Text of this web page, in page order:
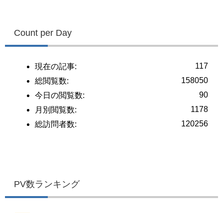
Count per Day
117
現在の記事:
158050
総閲覧数:
90
今日の閲覧数:
1178
月別閲覧数:
120256
総訪問者数:
PV数ランキング